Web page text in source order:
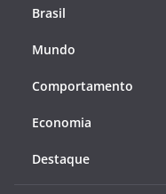
Brasil
Mundo
Comportamento
Economia
Destaque